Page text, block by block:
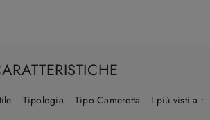
Tipologia Tipo Cameretta I più visti a :